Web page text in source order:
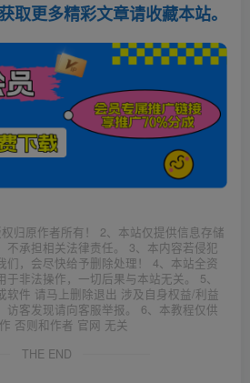
取更多精彩文章请收藏本站。
归原作者所有！ 2、本站仅提供信息存储
不承担相关法律责任。 3、本内容若侵犯
们，会尽快给予删除处理！ 4、本站全资
非法操作，一切后果与本站无关。 5、
软件 请马上删除退出 涉及自身权益/利益
访客发现请向客服举报。 6、本教程仅供
否则和作者 官网 无关
THE END